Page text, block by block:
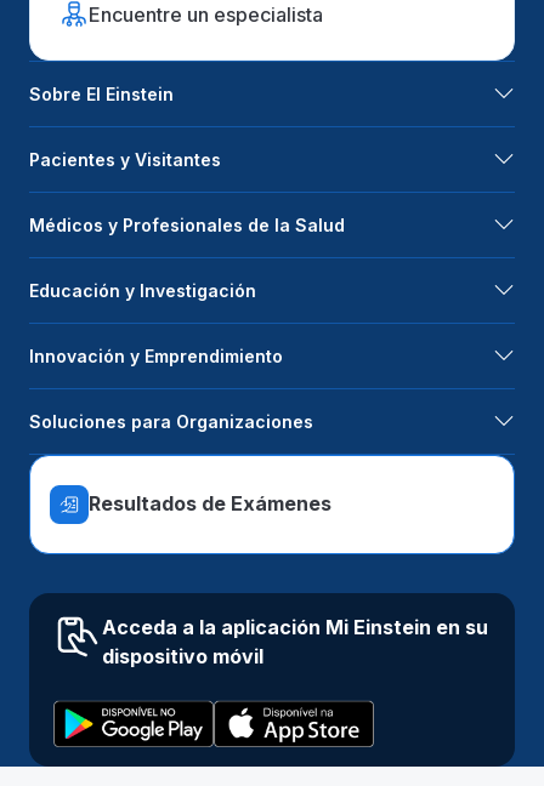
Encuentre un especialista
Sobre El Einstein
Pacientes y Visitantes
Médicos y Profesionales de la Salud
Educación y Investigación
Innovación y Emprendimiento
Soluciones para Organizaciones
Resultados de Exámenes
Acceda a la aplicación Mi Einstein en su
dispositivo móvil